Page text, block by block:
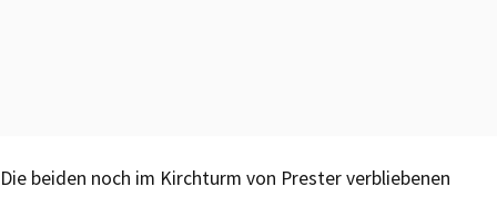
Die beiden noch im Kirchturm von Prester verbliebenen